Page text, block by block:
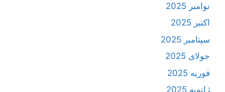
نوامبر 2025
اکتبر 2025
سپتامبر 2025
جولای 2025
فوریه 2025
ژانویه 2025